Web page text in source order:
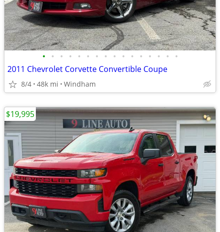
• • • • • • • • • • • • • • • •
2011 Chevrolet Corvette Convertible Coupe
8/4 48k mi Windham
$19,995